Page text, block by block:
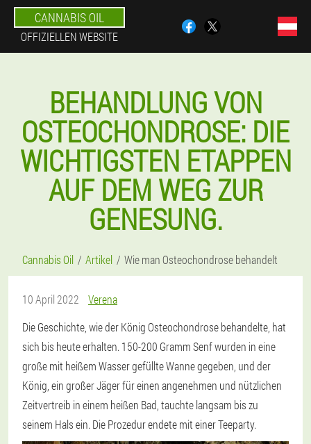
CANNABIS OIL
OFFIZIELLEN WEBSITE
BEHANDLUNG VON
OSTEOCHONDROSE: DIE
WICHTIGSTEN ETAPPEN
AUF DEM WEG ZUR
GENESUNG.
Cannabis Oil Artikel Wie man Osteochondrose behandelt
10 April 2022
Verena
Die Geschichte, wie der König Osteochondrose behandelte, hat
sich bis heute erhalten. 150-200 Gramm Senf wurden in eine
große mit heißem Wasser gefüllte Wanne gegeben, und der
König, ein großer Jäger für einen angenehmen und nützlichen
Zeitvertreib in einem heißen Bad, tauchte langsam bis zu
seinem Hals ein. Die Prozedur endete mit einer Teeparty.